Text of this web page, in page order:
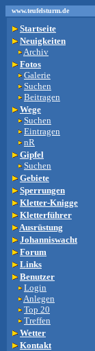
www.teufelsturm.de
Startseite
Neuigkeiten
Archiv
Fotos
Galerie
Suchen
Beitragen
Wege
Suchen
Eintragen
nR
Gipfel
Suchen
Gebiete
Sperrungen
Kletter-Knigge
Kletterführer
Ausrüstung
Johanniswacht
Forum
Links
Benutzer
Login
Anlegen
Top 20
Treffen
Wetter
Kontakt